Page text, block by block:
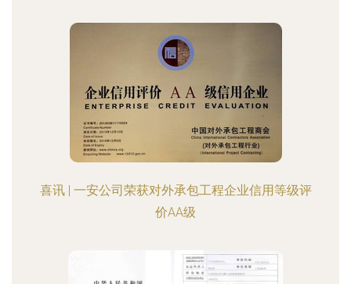
喜讯 | 一安公司荣获对外承包工程企业信用等级评
价AA级